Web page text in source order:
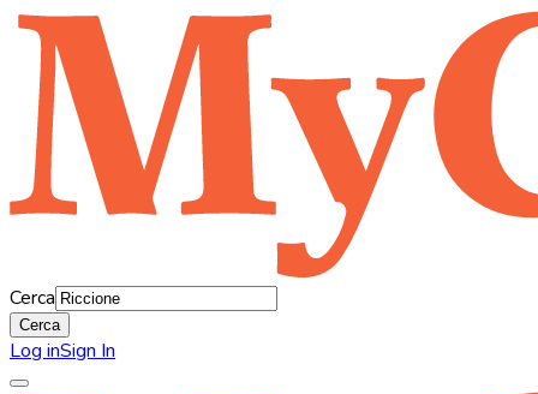
Cerca
Cerca
Log inSign In